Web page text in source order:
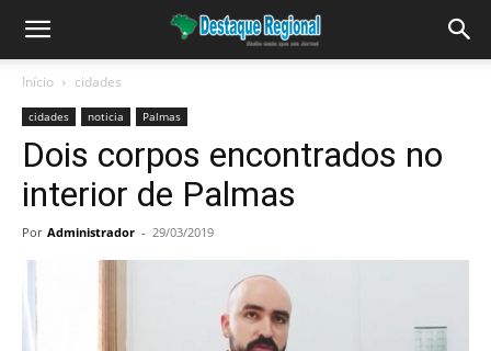
Início cidades
cidades noticia Palmas
Dois corpos encontrados no
interior de Palmas
Por Administrador - 29/03/2019